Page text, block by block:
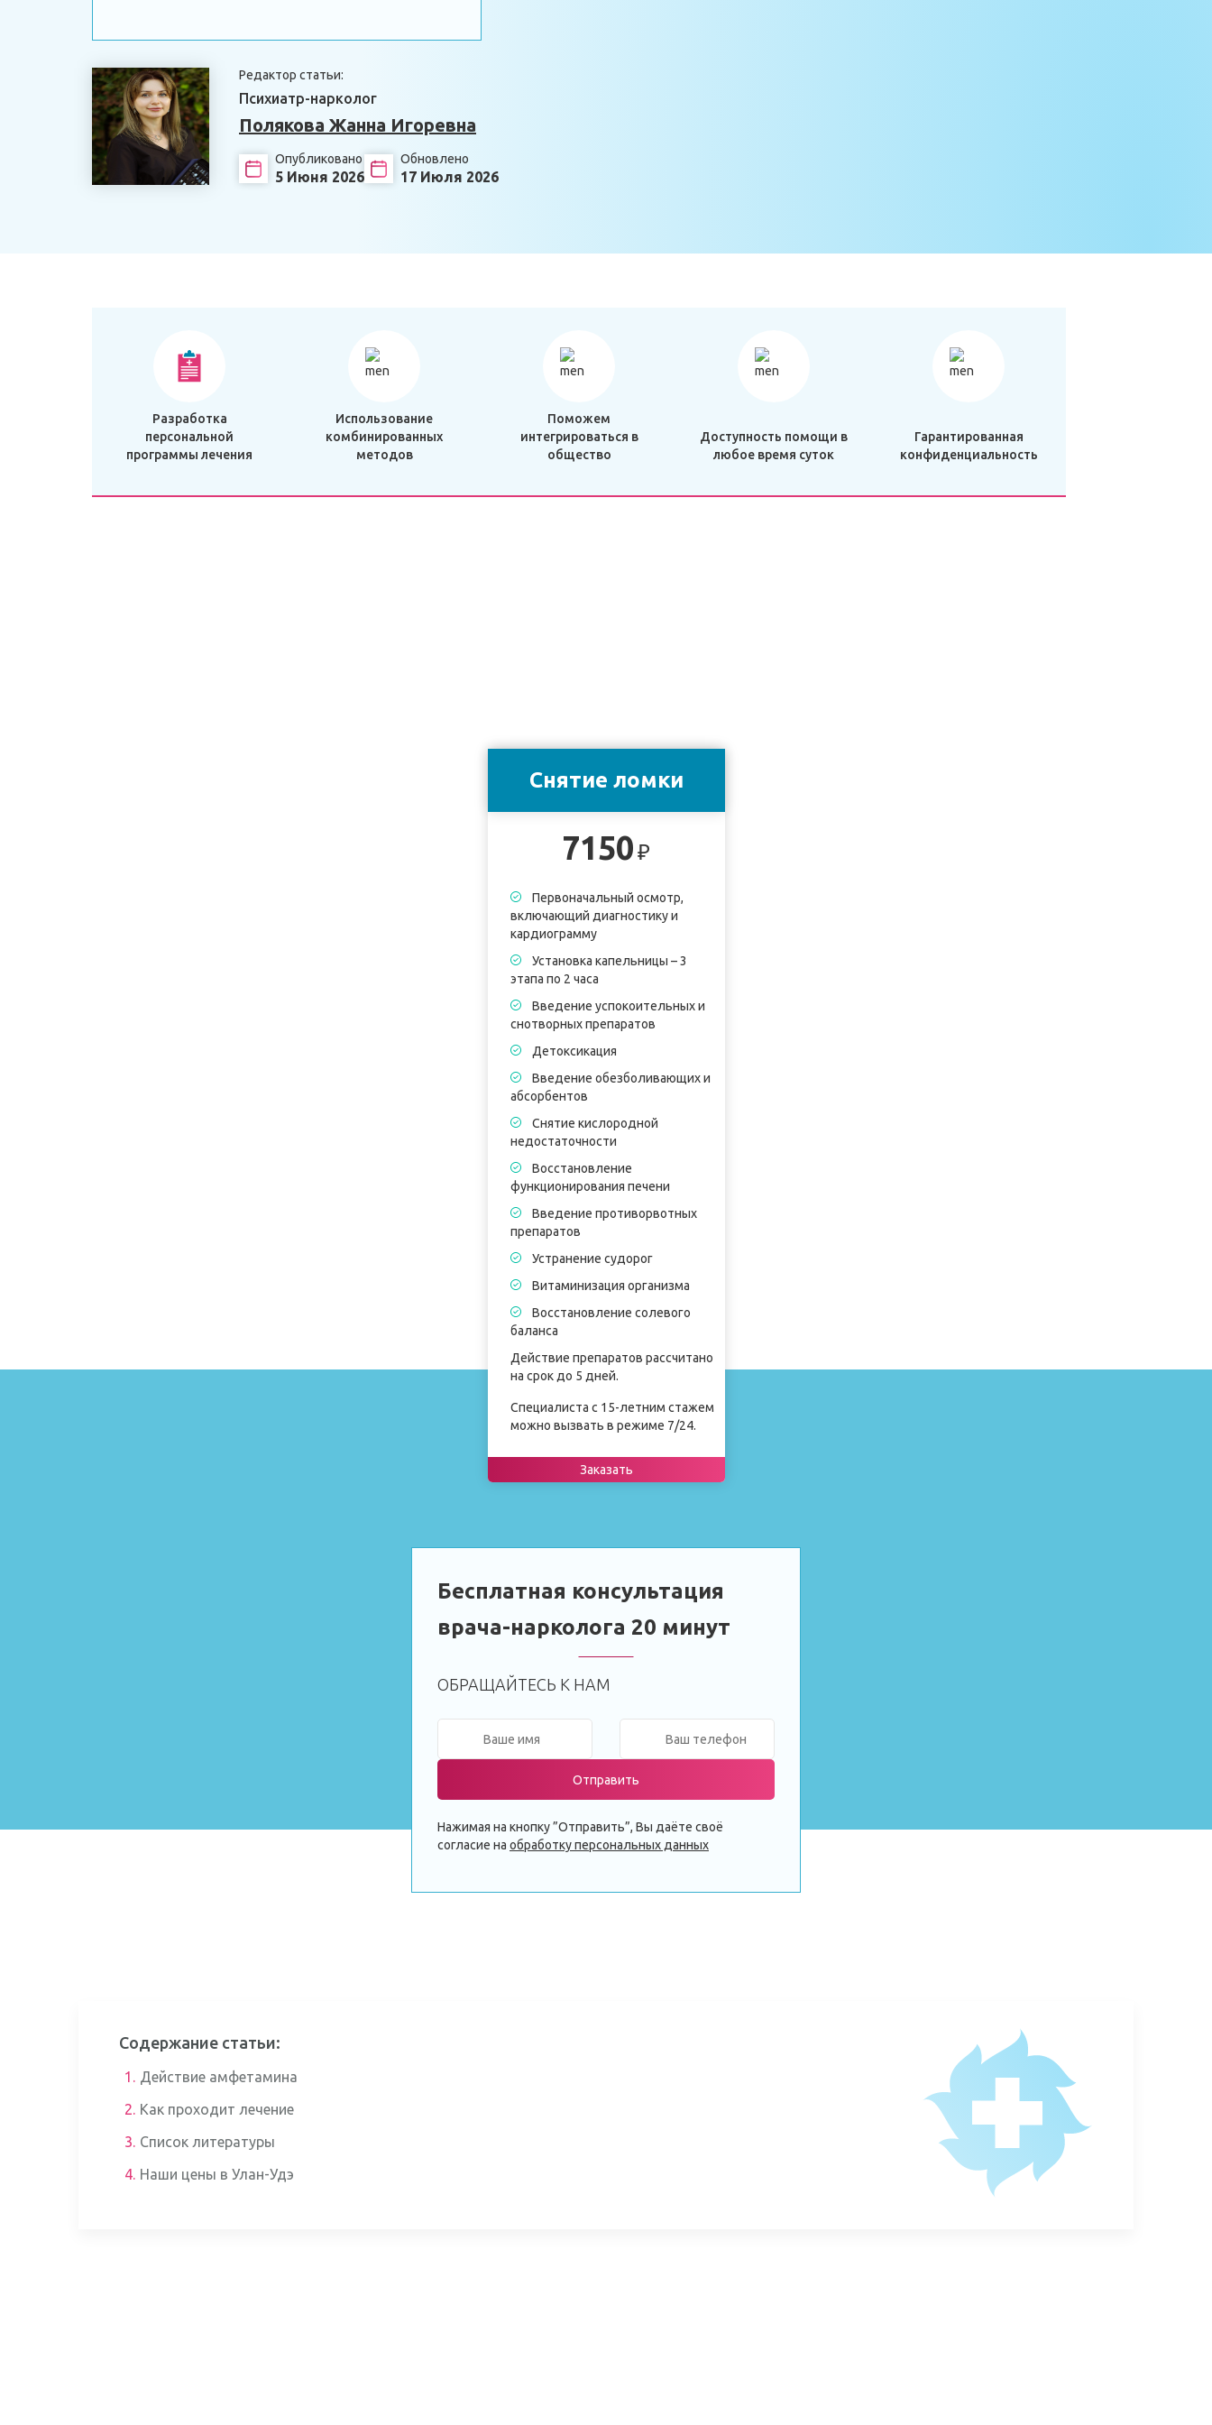
Редактор статьи:
Психиатр-нарколог
Полякова Жанна Игоревна
Опубликовано
5 Июня 2026
Обновлено
17 Июля 2026
Разработка
персональной
программы лечения
Использование
комбинированных
методов
Поможем
интегрироваться в
общество
Доступность помощи в
любое время суток
Гарантированная
конфиденциальность
Снятие ломки
7150₽
Первоначальный осмотр,
включающий диагностику и
кардиограмму
Установка капельницы – 3
этапа по 2 часа
Введение успокоительных и
снотворных препаратов
Детоксикация
Введение обезболивающих и
абсорбентов
Снятие кислородной
недостаточности
Восстановление
функционирования печени
Введение противорвотных
препаратов
Устранение судорог
Витаминизация организма
Восстановление солевого
баланса
Действие препаратов рассчитано
на срок до 5 дней.
Специалиста с 15-летним стажем
можно вызвать в режиме 7/24.
Заказать
Бесплатная консультация
врача-нарколога 20 минут
ОБРАЩАЙТЕСЬ К НАМ
Отправить
Нажимая на кнопку ”Отправить”, Вы даёте своё
согласие на обработку персональных данных
Содержание статьи:
1.
Действие амфетамина
2. Как проходит лечение
3. Список литературы
4. Наши цены в Улан-Удэ